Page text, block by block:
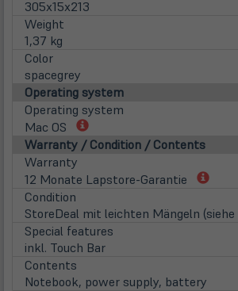
305x15x213
Weight
1,37 kg
Color
spacegrey
Operating system
Operating system
Mac OS
(öffnet
in
Tab)
Warranty / Condition / Contents
Warranty
12 Monate Lapstore-Garantie
(öffnet
Condition
StoreDeal mit leichten Mängeln (siehe
Special features
inkl. Touch Bar
Contents
Notebook, power supply, battery